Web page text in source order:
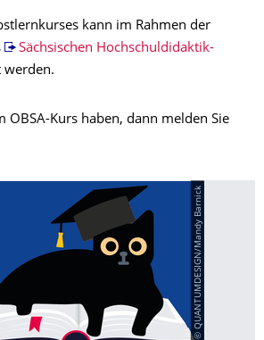
kann im Rahmen der
Sächsischen Hochschuldidaktik-
werden.
OBSA-Kurs haben, dann melden Sie
© QUANTUMDESIGN/Mandy Barnick